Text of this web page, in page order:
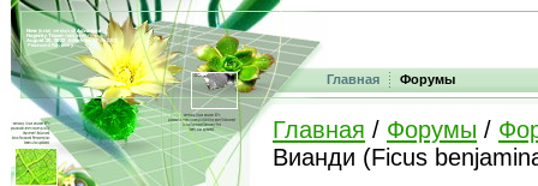
Главная Форумы
Главная / Форумы /
Вианди (Ficus